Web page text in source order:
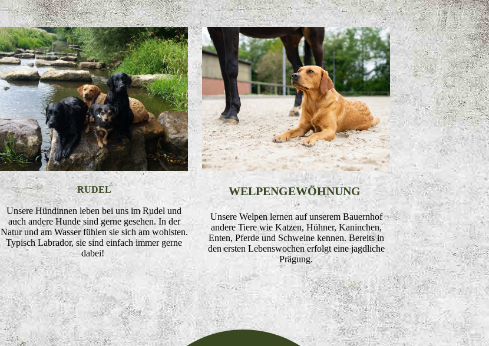
RUDEL
Unsere Hündinnen leben bei uns im Rudel und
auch andere Hunde sind gerne gesehen. In der
Natur und am Wasser fühlen sie sich am wohlsten.
Typisch Labrador, sie sind einfach immer gerne
dabei!
WELPENGEWÖHNUNG
Unsere Welpen lernen auf unserem Bauernhof
andere Tiere wie Katzen, Hühner, Kaninchen,
Enten, Pferde und Schweine kennen. Bereits in
den ersten Lebenswochen erfolgt eine jagdliche
Prägung.